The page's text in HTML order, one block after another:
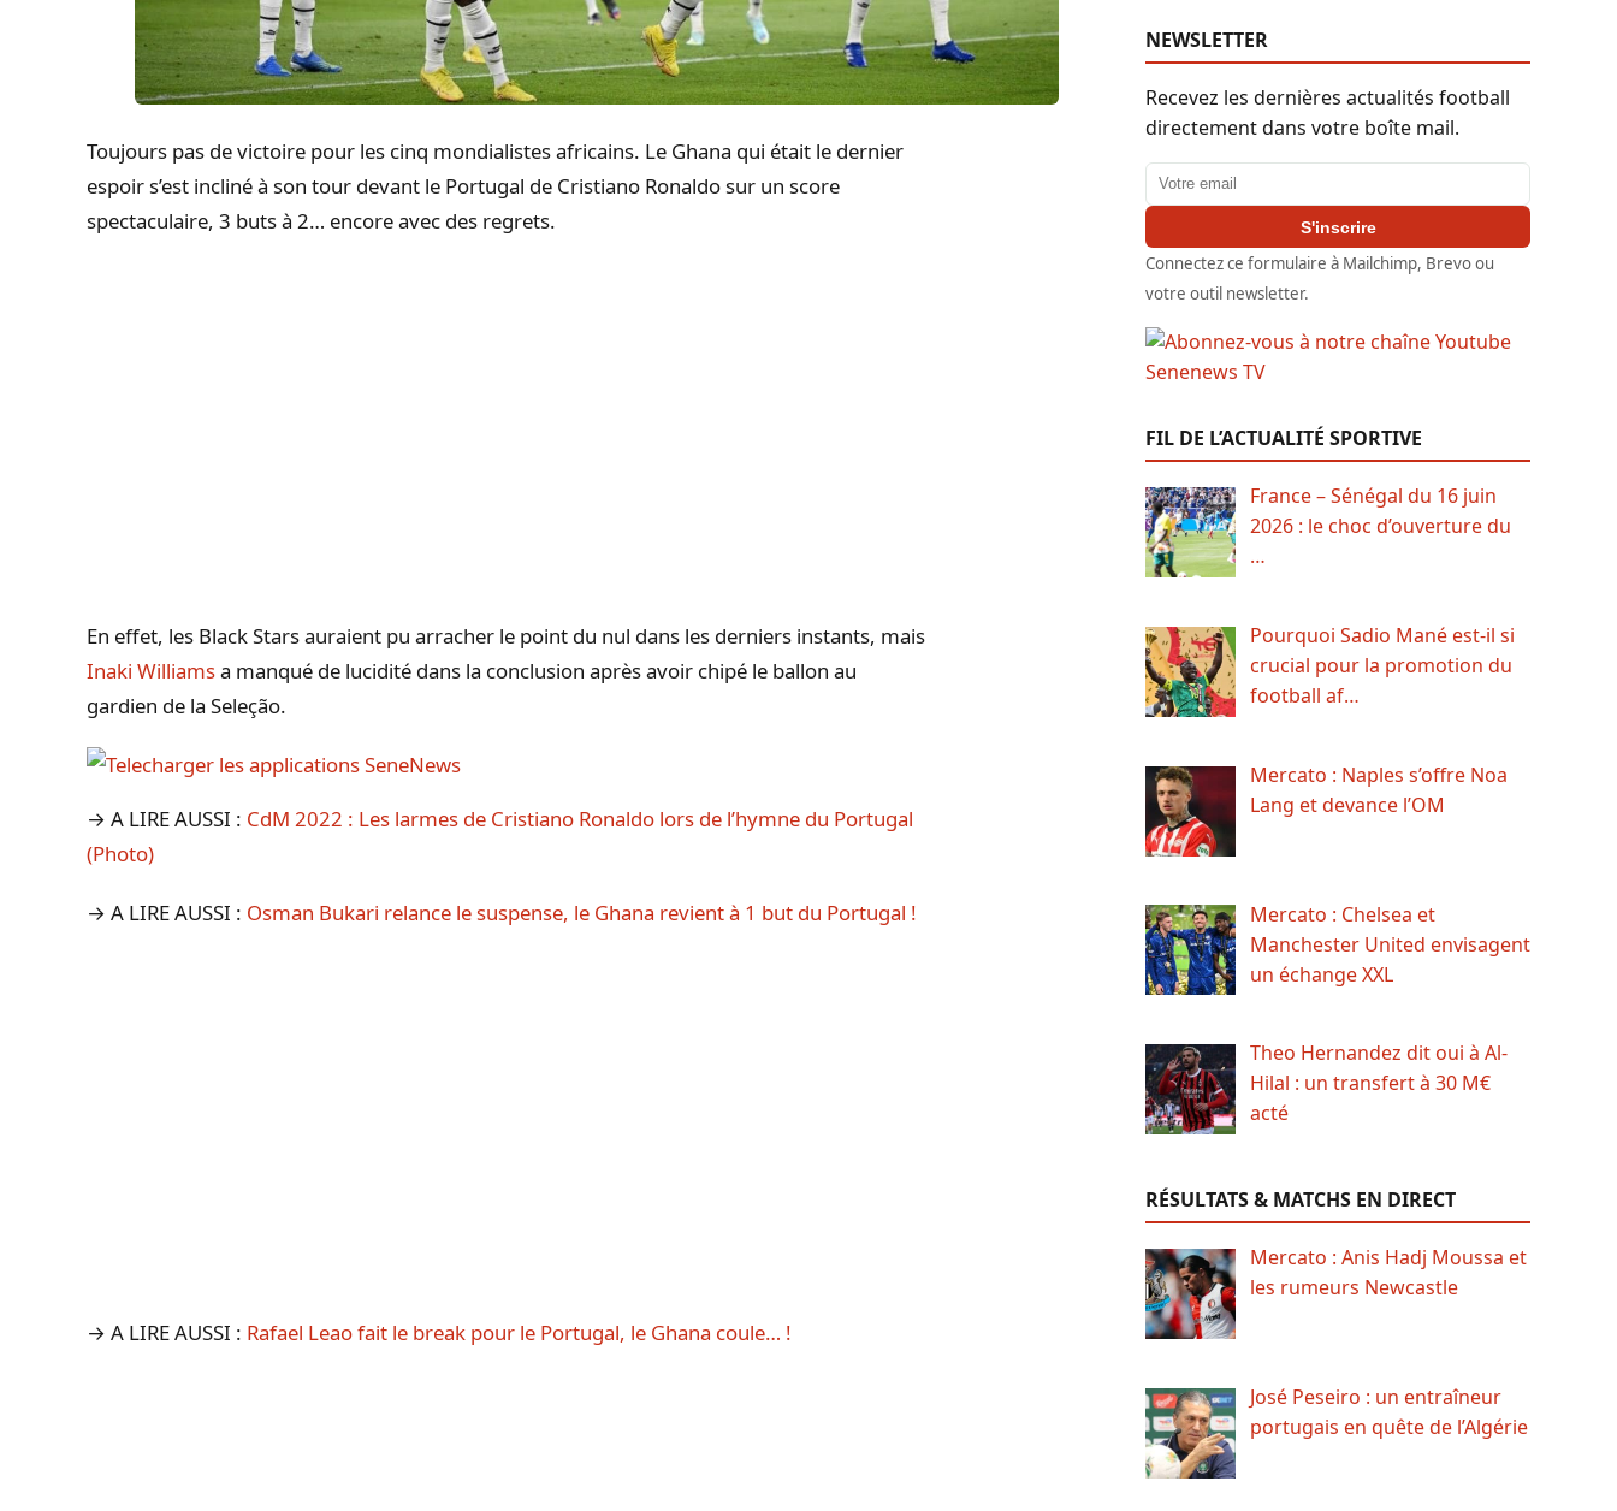
Toujours pas de victoire pour les cinq mondialistes africains. Le Ghana qui était le dernier
espoir s’est incliné à son tour devant le Portugal de Cristiano Ronaldo sur un score
spectaculaire, 3 buts à 2… encore avec des regrets.
En effet, les Black Stars auraient pu arracher le point du nul dans les derniers instants, mais
Inaki Williamsa manqué de lucidité dans la conclusion après avoir chipé le ballon au
gardien de la Seleção.
→ A LIRE AUSSI : CdM 2022 : Les larmes de Cristiano Ronaldo lors de l’hymne du Portugal
(Photo)
→ A LIRE AUSSI : Osman Bukari relance le suspense, le Ghana revient à 1 but du Portugal !
→ A LIRE AUSSI : Rafael Leao fait le break pour le Portugal, le Ghana coule… !
NEWSLETTER
Recevez les dernières actualités football
directement dans votre boîte mail.
Adresse email
S'inscrire
Connectez ce formulaire à Mailchimp, Brevo ou
votre outil newsletter.
FIL DE L’ACTUALITÉ SPORTIVE
France – Sénégal du 16 juin
2026 : le choc d’ouverture du
…
Pourquoi Sadio Mané est-il si
crucial pour la promotion du
football af…
Mercato : Naples s’offre Noa
Lang et devance l’OM
Mercato : Chelsea et
Manchester United envisagent
un échange XXL
Theo Hernandez dit oui à Al-
Hilal : un transfert à 30 M€
acté
RÉSULTATS & MATCHS EN DIRECT
Mercato : Anis Hadj Moussa et
les rumeurs Newcastle
José Peseiro : un entraîneur
portugais en quête de l’Algérie